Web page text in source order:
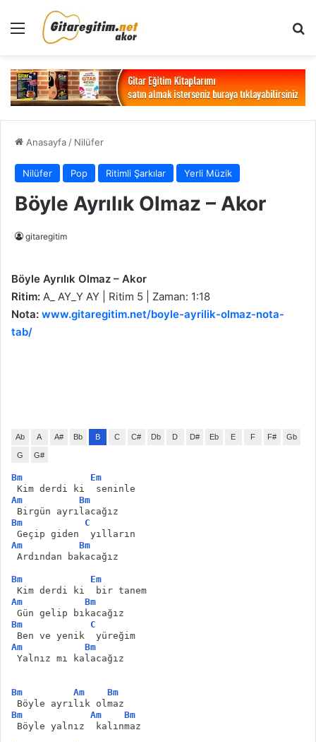
Menü
Anasayfa / Nilüfer
Nilüfer Pop Ritimli Şarkılar Yerli Müzik
Böyle Ayrılık Olmaz – Akor
gitaregitim
Böyle Ayrılık Olmaz – Akor
Ritim: A_ AY_Y AY | Ritim 5 | Zaman: 1:18
Nota: www.gitaregitim.net/boyle-ayrilik-olmaz-nota-
tab/
Ab A A# Bb B C C# Db D D# Eb E F F# Gb
G G#
Bm
Em
Kim derdi ki  seninle
Am
Bm
Birgün ayrılacağız
Bm
C
Geçip giden  yılların
Am
Bm
Ardından bakacağız
Bm
Em
Kim derdi ki  bir tanem
Am
Bm
Gün gelip bıkacağız
Bm
C
Ben ve yenik  yüreğim
Am
Bm
Yalnız mı kalacağız
Bm Am
Bm
Böyle ayrılık olmaz
Bm
Am
Bm
Böyle yalnız  kalınmaz